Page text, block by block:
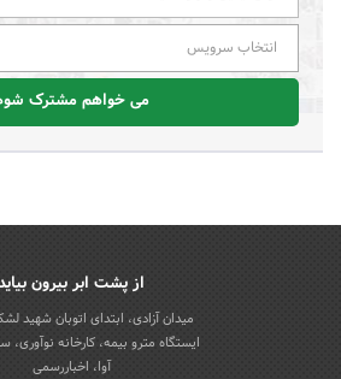
انتخاب سرویس
می خواهم مشترک
از پشت ابر بیرون
میدان آزادی، ابتدای اتوبان شهید
ایستگاه مترو بیمه، کارخانه
آوا، اخباررسمی